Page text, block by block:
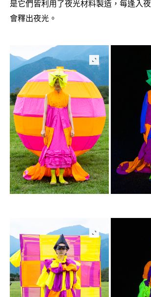
是它們皆利用了夜光材料製造 ， 每逢入夜
會釋出夜光。